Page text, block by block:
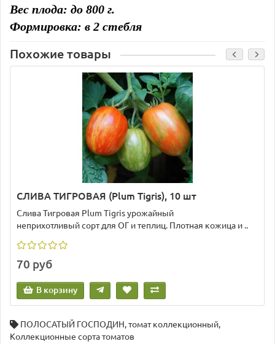
Вес плода: до 800 г.
Формировка: в 2 стебля
Похожие товары
СЛИВА ТИГРОВАЯ (Plum Тigris), 10 шт
Слива Тигровая Plum Тigris урожайный
неприхотливый сорт для ОГ и теплиц. Плотная кожица и ..
70 руб
В корзину
ПОЛОСАТЫЙ ГОСПОДИН,томат коллекционный,
Коллекционные сорта томатов